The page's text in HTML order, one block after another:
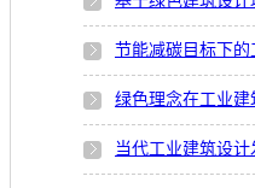
节能减碳目标下
绿色理念在工业建
当代工业建筑设